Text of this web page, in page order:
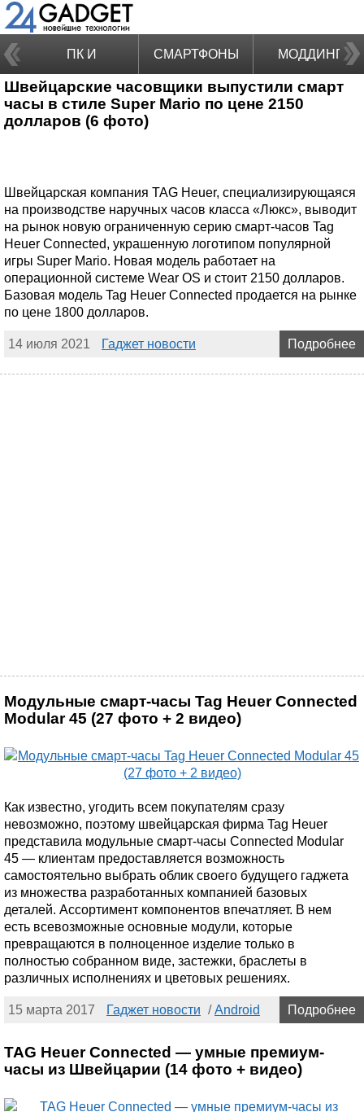
ПК И
НОУТБУКИ
СМАРТФОНЫ МОДДИНГ
Швейцарские часовщики выпустили смарт
часы в стиле Super Mario по цене 2150
долларов (6 фото)
Швейцарская компания TAG Heuer, специализирующаяся
на производстве наручных часов класса «Люкс», выводит
на рынок новую ограниченную серию смарт-часов Tag
Heuer Connected, украшенную логотипом популярной
игры Super Mario. Новая модель работает на
операционной системе Wear OS и стоит 2150 долларов.
Базовая модель Tag Heuer Connected продается на рынке
по цене 1800 долларов.
14 июля 2021 Гаджет новости Подробнее
Модульные смарт-часы Tag Heuer Connected
Modular 45 (27 фото + 2 видео)
Как известно, угодить всем покупателям сразу
невозможно, поэтому швейцарская фирма Tag Heuer
представила модульные смарт-часы Connected Modular
45 — клиентам предоставляется возможность
самостоятельно выбрать облик своего будущего гаджета
из множества разработанных компанией базовых
деталей. Ассортимент компонентов впечатляет. В нем
есть всевозможные основные модули, которые
превращаются в полноценное изделие только в
полностью собранном виде, застежки, браслеты в
различных исполнениях и цветовых решениях.
15 марта 2017 Гаджет новости /Android Подробнее
TAG Heuer Connected — умные премиум-
часы из Швейцарии (14 фото + видео)